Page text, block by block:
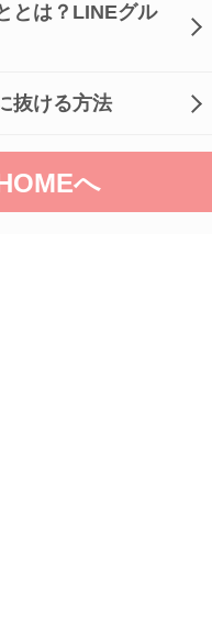
とは？LINEグル
抜ける方法
へ